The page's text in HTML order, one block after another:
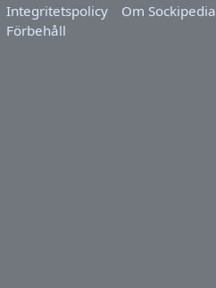
Integritetspolicy
Om Sockipedia
Förbehåll